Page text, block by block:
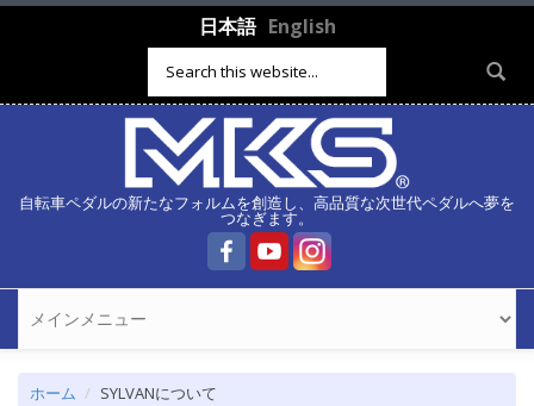
メインコンテンツに移動日本語 English
検索フォーム
自転車ペダルの新たなフォルムを創造し、高品質な次世代ペダルへ夢を
つなぎます。
ホーム SYLVANについて